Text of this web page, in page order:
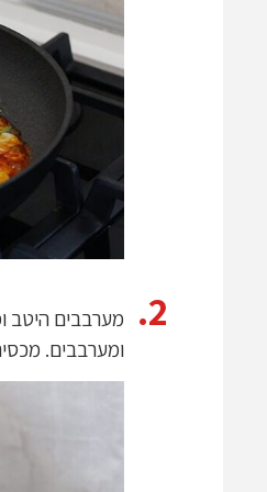
מערבבים היטב
ומערבבים. מכסים